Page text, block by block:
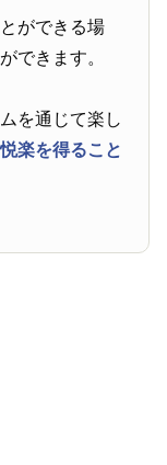
ができる場
できます。
を通じて楽し
悦楽を得ること